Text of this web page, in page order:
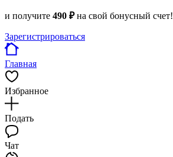
и получите 490 ₽на свой бонусный счет!
Зарегистрироваться
Главная
Избранное
Подать
Чат